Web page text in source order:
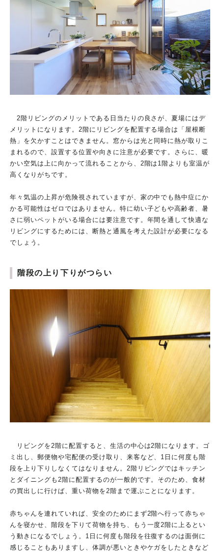
2階リビングのメリットである日当たりの良さが、夏場にはデ
メリットになります。2階にリビングを配置する場合は「屋根断
熱」を欠かすことはできません。窓からは光と同時に熱が取りこ
まれるので、設置する位置や向きに注意が必要です。さらに、暖
かい空気は上に向かって流れることから、2階は1階よりも室温が
高くなりがちです。
年々気温の上昇が危険視されていますが、家の中でも熱中症にか
かる可能性はゼロではありません。特に幼い子どもや高齢者、暑
さに弱いペットがいる場合には要注意です。年間を通して快適な
リビングにするためには、断熱と通風を考えた設計が必要になる
でしょう。
階段の上り下りがつらい
リビングを2階に配置すると、生活の中心は2階になります。ゴ
ミ出し、郵便物や宅配便の受け取り、来客など、1日に何度も階
段を上り下りしなくてはなりません。2階リビングではキッチン
とダイニングも2階に配置するのが一般的です。そのため、食材
の買出しに行けば、重い荷物を2階まで運ぶことになります。
赤ちゃんを連れていれば、安全のためにまず2階へ行って赤ちゃ
んを寝かせ、階段を下りて荷物を持ち、もう一度2階に上るとい
う動きになるでしょう。1日に何度も階段を往復するのは面倒に
感じることもありますし、体調が悪いときやケガをしたときなど